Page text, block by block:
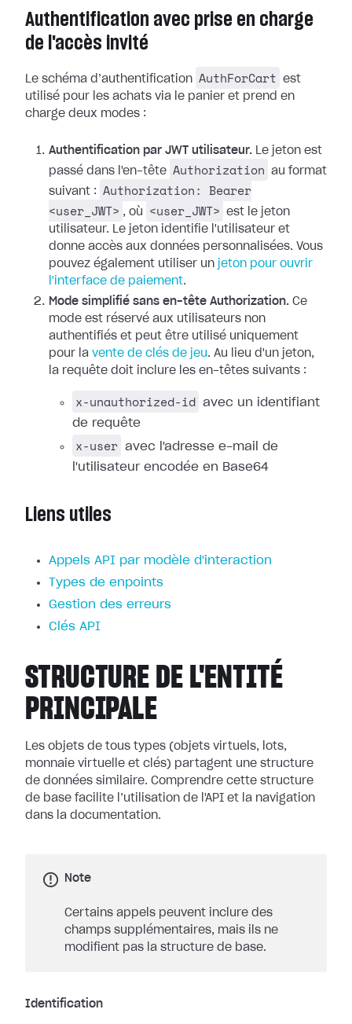
Authentification avec prise en charge
de l'accès invité
Le schéma d’authentification AuthForCart
est
utilisé pour les achats via le panier et prend en
charge deux modes :
Authentification par JWT utilisateur. Le jeton est
passé dans l'en-tête Authorization
au format
suivant :
Authorization: Bearer
<user_JWT> , où <user_JWT>
est le jeton
utilisateur. Le jeton identifie l'utilisateur et
donne accès aux données personnalisées. Vous
pouvez également utiliser un jeton pour ouvrir
l'interface de paiement.
Mode simplifié sans en-tête Authorization. Ce
mode est réservé aux utilisateurs non
authentifiés et peut être utilisé uniquement
pour la vente de clés de jeu . Au lieu d'un jeton,
la requête doit inclure les en-têtes suivants :
x-unauthorized-id avec un identifiant
de requête
x-user avec l'adresse e-mail de
l'utilisateur encodée en Base64
Liens utiles
Appels API par modèle d'interaction
Types de enpoints
Gestion des erreurs
Clés API
STRUCTURE DE L'ENTITÉ
PRINCIPALE
Les objets de tous types (objets virtuels, lots,
monnaie virtuelle et clés) partagent une structure
de données similaire. Comprendre cette structure
de base facilite l’utilisation de l'API et la navigation
dans la documentation.
Note
Certains appels peuvent inclure des
champs supplémentaires, mais ils ne
modifient pas la structure de base.
Identification